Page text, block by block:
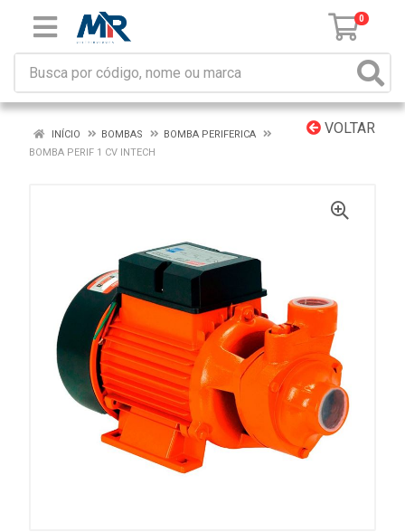
0
VOLTAR
INÍCIO BOMBAS
BOMBA PERIFERICA
BOMBA PERIF 1 CV INTECH